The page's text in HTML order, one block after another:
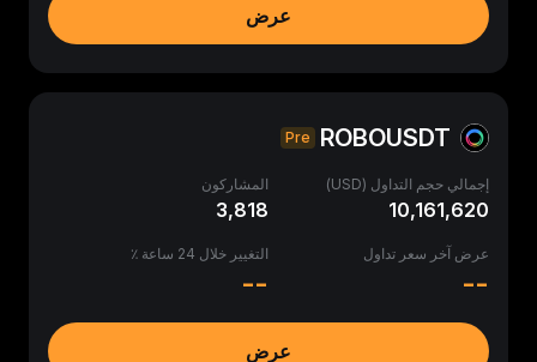
عرض
ROBOUSDT
Pre
إجمالي حجم التداول (USD)
10,161,620
المشاركون
3,818
عرض آخر سعر تداول
--
التغيير خلال 24 ساعة ٪
--
عرض